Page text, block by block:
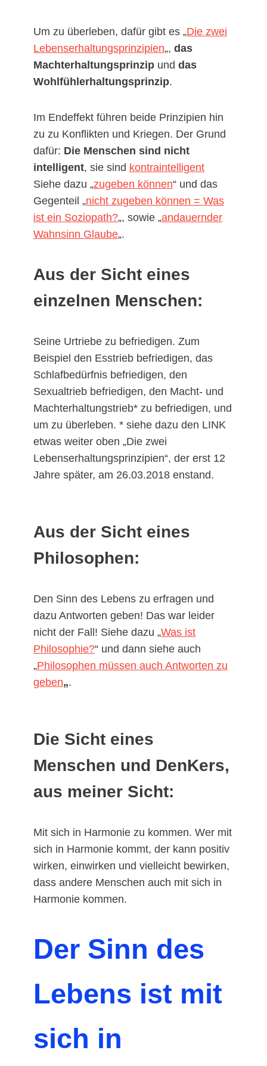
Um zu überleben, dafür gibt es „Die zwei
Lebenserhaltungsprinzipien„, das
Machterhaltungsprinzip und das
Wohlfühlerhaltungsprinzip.
Im Endeffekt führen beide Prinzipien hin
zu zu Konflikten und Kriegen. Der Grund
dafür: Die Menschen sind nicht
intelligent, sie sind kontraintelligent
Siehe dazu „zugeben können“ und das
Gegenteil „nicht zugeben können = Was
ist ein Soziopath?„, sowie „andauernder
Wahnsinn Glaube„.
Aus der Sicht eines
einzelnen Menschen:
Seine Urtriebe zu befriedigen. Zum
Beispiel den Esstrieb befriedigen, das
Schlafbedürfnis befriedigen, den
Sexualtrieb befriedigen, den Macht- und
Machterhaltungstrieb* zu befriedigen, und
um zu überleben. * siehe dazu den LINK
etwas weiter oben „Die zwei
Lebenserhaltungsprinzipien“, der erst 12
Jahre später, am 26.03.2018 enstand.
Aus der Sicht eines
Philosophen:
Den Sinn des Lebens zu erfragen und
dazu Antworten geben! Das war leider
nicht der Fall! Siehe dazu „Was ist
Philosophie?“ und dann siehe auch
„Philosophen müssen auch Antworten zu
geben„.
Die Sicht eines
Menschen und DenKers,
aus meiner Sicht:
Mit sich in Harmonie zu kommen. Wer mit
sich in Harmonie kommt, der kann positiv
wirken, einwirken und vielleicht bewirken,
dass andere Menschen auch mit sich in
Harmonie kommen.
Der Sinn des
Lebens ist mit
sich in